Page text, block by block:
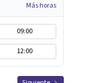
Más horas
09:00
12:00